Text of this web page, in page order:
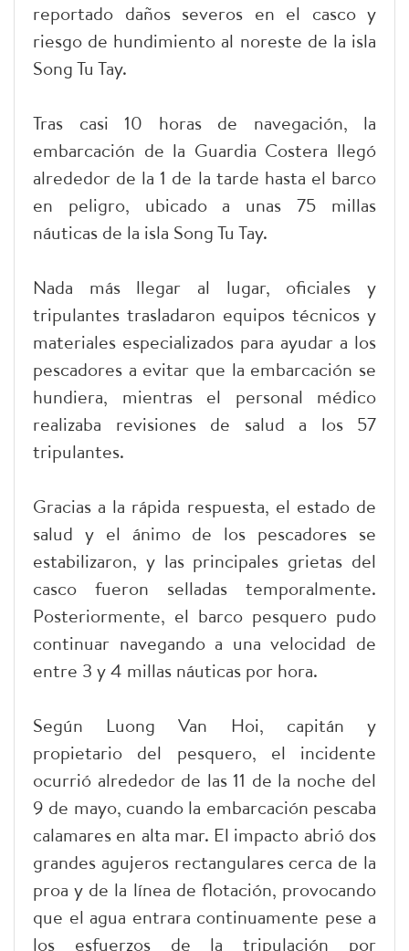
reportado daños severos en el casco y
riesgo de hundimiento al noreste de la isla
Song Tu Tay.
Tras casi 10 horas de navegación, la
embarcación de la Guardia Costera llegó
alrededor de la 1 de la tarde hasta el barco
en peligro, ubicado a unas 75 millas
náuticas de la isla Song Tu Tay.
Nada más llegar al lugar, oficiales y
tripulantes trasladaron equipos técnicos y
materiales especializados para ayudar a los
pescadores a evitar que la embarcación se
hundiera, mientras el personal médico
realizaba revisiones de salud a los 57
tripulantes.
Gracias a la rápida respuesta, el estado de
salud y el ánimo de los pescadores se
estabilizaron, y las principales grietas del
casco fueron selladas temporalmente.
Posteriormente, el barco pesquero pudo
continuar navegando a una velocidad de
entre 3 y 4 millas náuticas por hora.
Según Luong Van Hoi, capitán y
propietario del pesquero, el incidente
ocurrió alrededor de las 11 de la noche del
9 de mayo, cuando la embarcación pescaba
calamares en alta mar. El impacto abrió dos
grandes agujeros rectangulares cerca de la
proa y de la línea de flotación, provocando
que el agua entrara continuamente pese a
los esfuerzos de la tripulación por